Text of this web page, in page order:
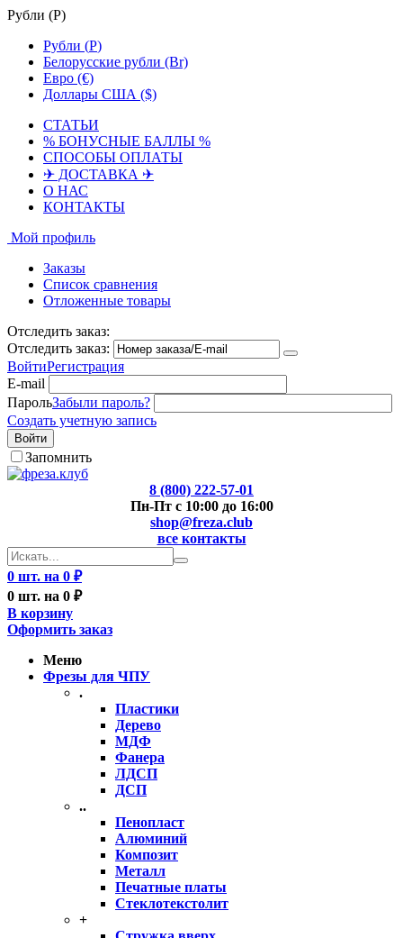
Рубли (Р)
Рубли (Р)
Белорусские рубли (Br)
Евро (€)
Доллары США ($)
СТАТЬИ
% БОНУСНЫЕ БАЛЛЫ %
СПОСОБЫ ОПЛАТЫ
✈ ДОСТАВКА ✈
О НАС
КОНТАКТЫ
Мой профиль
Заказы
Список сравнения
Отложенные товары
Отследить заказ:
Отследить заказ:
ВойтиРегистрация
E-mail
ПарольЗабыли пароль?
Создать учетную запись
Войти
Запомнить
8 (800) 222-57-01
Пн-Пт с 10:00 до 16:00
shop@freza.club
все контакты
0 шт. на 0 ₽
0 шт. на 0 ₽
В корзину
Оформить заказ
Меню
Фрезы для ЧПУ
.
Пластики
Дерево
МДФ
Фанера
ЛДСП
ДСП
..
Пенопласт
Алюминий
Композит
Металл
Печатные платы
Стеклотекстолит
+